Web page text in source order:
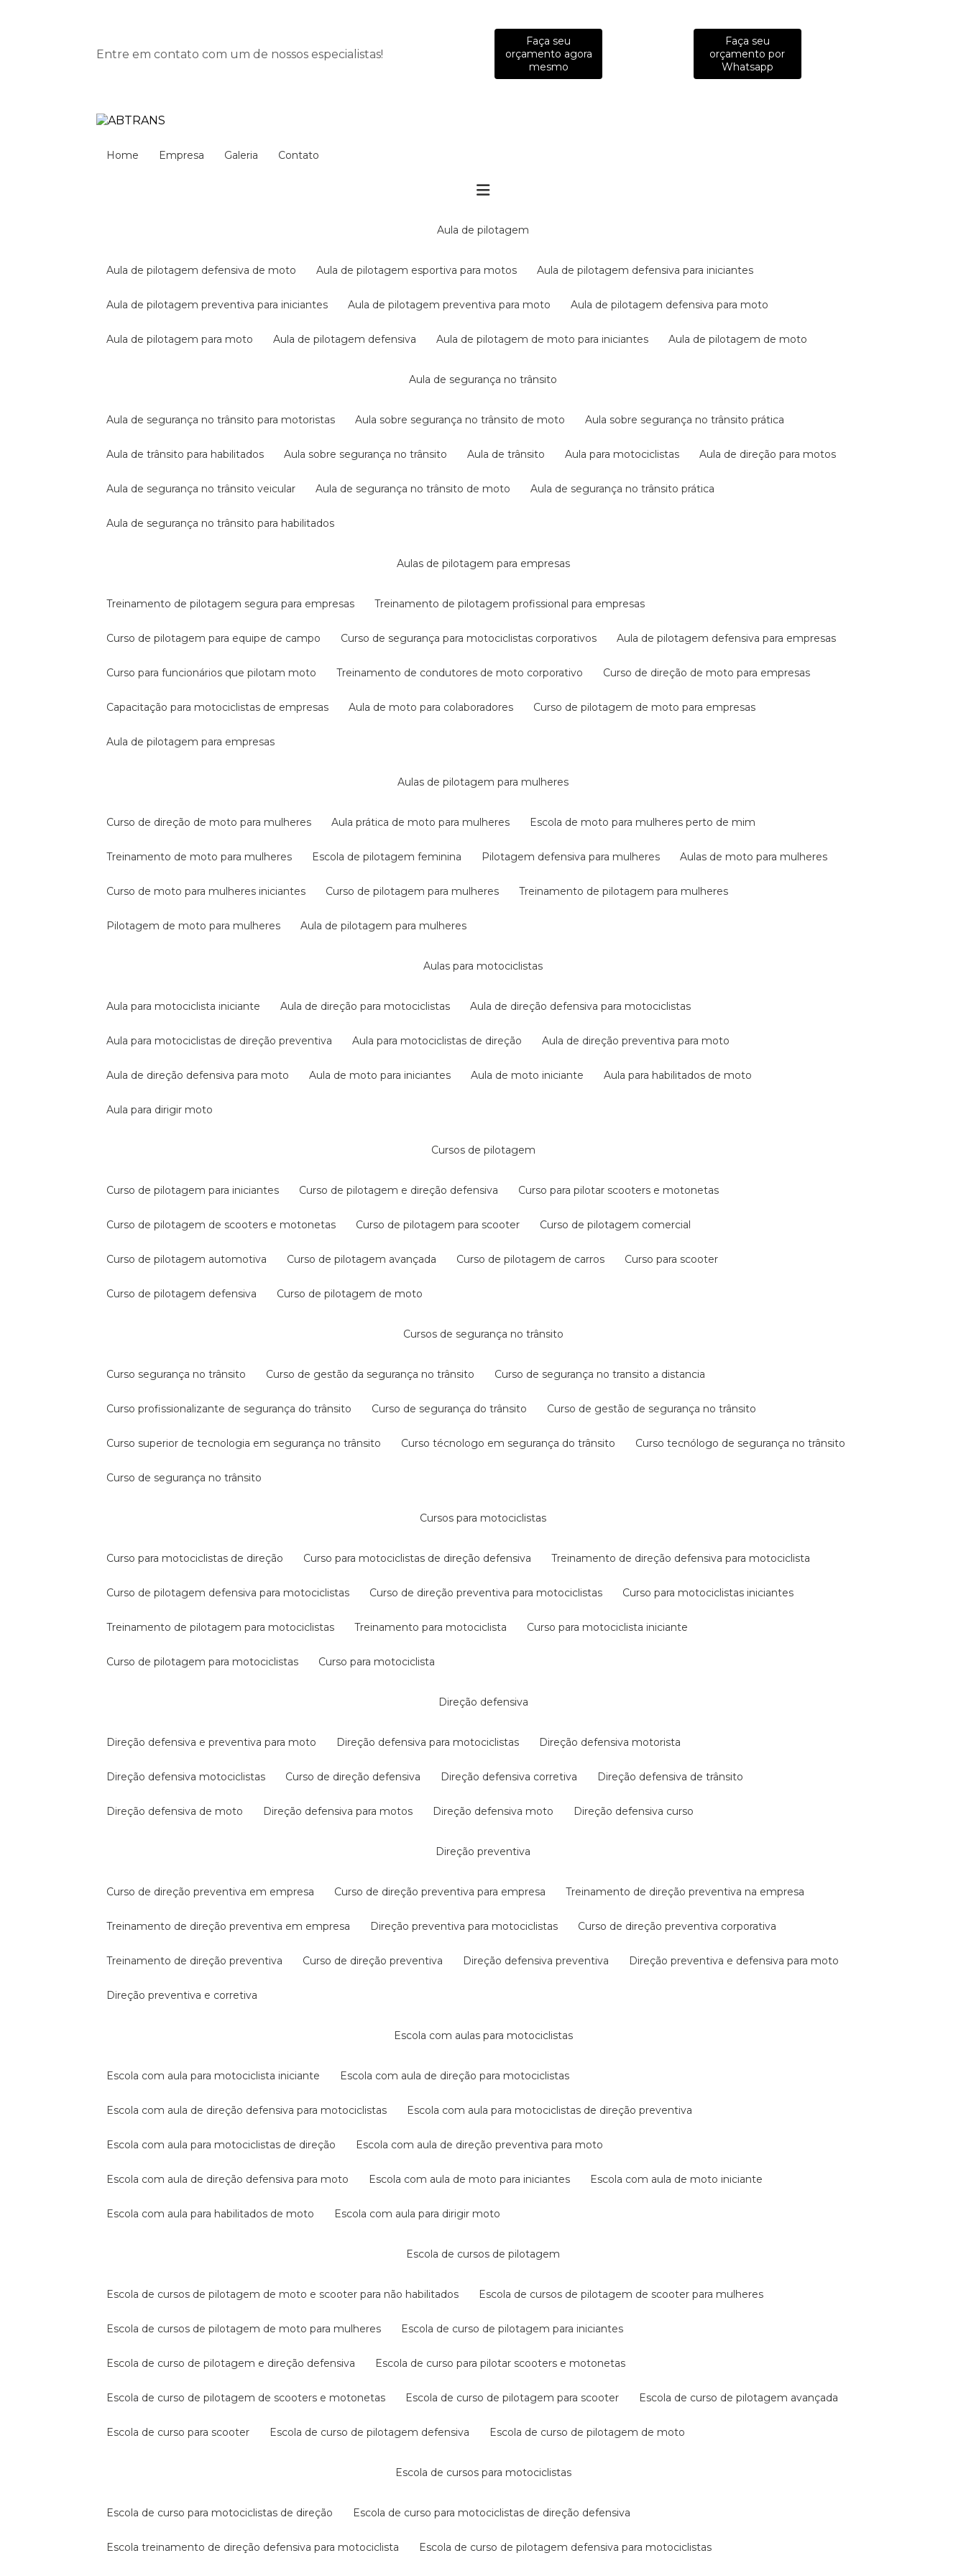
Entre em contato com um de nossos especialistas!
Faça seu
orçamento agora
mesmo
Faça seu
orçamento por
Whatsapp
Home Empresa Galeria Contato
aula de pilotagem
aula de pilotagem defensiva de moto aula de pilotagem esportiva para motos aula de pilotagem defensiva para iniciantes
aula de pilotagem preventiva para iniciantes aula de pilotagem preventiva para moto aula de pilotagem defensiva para moto
aula de pilotagem para moto aula de pilotagem defensiva aula de pilotagem de moto para iniciantes aula de pilotagem de moto
aula de segurança no trânsito
aula de segurança no trânsito para motoristas aula sobre segurança no trânsito de moto aula sobre segurança no trânsito prática
aula de trânsito para habilitados aula sobre segurança no trânsito aula de trânsito aula para motociclistas aula de direção para motos
aula de segurança no trânsito veicular aula de segurança no trânsito de moto aula de segurança no trânsito prática
aula de segurança no trânsito para habilitados
aulas de pilotagem para empresas
treinamento de pilotagem segura para empresas treinamento de pilotagem profissional para empresas
curso de pilotagem para equipe de campo curso de segurança para motociclistas corporativos aula de pilotagem defensiva para empresas
curso para funcionários que pilotam moto treinamento de condutores de moto corporativo curso de direção de moto para empresas
capacitação para motociclistas de empresas aula de moto para colaboradores curso de pilotagem de moto para empresas
aula de pilotagem para empresas
aulas de pilotagem para mulheres
curso de direção de moto para mulheres aula prática de moto para mulheres escola de moto para mulheres perto de mim
treinamento de moto para mulheres escola de pilotagem feminina pilotagem defensiva para mulheres aulas de moto para mulheres
curso de moto para mulheres iniciantes curso de pilotagem para mulheres treinamento de pilotagem para mulheres
pilotagem de moto para mulheres aula de pilotagem para mulheres
aulas para motociclistas
aula para motociclista iniciante aula de direção para motociclistas aula de direção defensiva para motociclistas
aula para motociclistas de direção preventiva aula para motociclistas de direção aula de direção preventiva para moto
aula de direção defensiva para moto aula de moto para iniciantes aula de moto iniciante aula para habilitados de moto
aula para dirigir moto
cursos de pilotagem
curso de pilotagem para iniciantes curso de pilotagem e direção defensiva curso para pilotar scooters e motonetas
curso de pilotagem de scooters e motonetas curso de pilotagem para scooter curso de pilotagem comercial
curso de pilotagem automotiva curso de pilotagem avançada curso de pilotagem de carros curso para scooter
curso de pilotagem defensiva curso de pilotagem de moto
cursos de segurança no trânsito
curso segurança no trânsito curso de gestão da segurança no trânsito curso de segurança no transito a distancia
curso profissionalizante de segurança do trânsito curso de segurança do trânsito curso de gestão de segurança no trânsito
curso superior de tecnologia em segurança no trânsito curso técnologo em segurança do trânsito curso tecnólogo de segurança no trânsito
curso de segurança no trânsito
cursos para motociclistas
curso para motociclistas de direção curso para motociclistas de direção defensiva treinamento de direção defensiva para motociclista
curso de pilotagem defensiva para motociclistas curso de direção preventiva para motociclistas curso para motociclistas iniciantes
treinamento de pilotagem para motociclistas treinamento para motociclista curso para motociclista iniciante
curso de pilotagem para motociclistas curso para motociclista
direção defensiva
direção defensiva e preventiva para moto direção defensiva para motociclistas direção defensiva motorista
direção defensiva motociclistas curso de direção defensiva direção defensiva corretiva direção defensiva de trânsito
direção defensiva de moto direção defensiva para motos direção defensiva moto direção defensiva curso
direção preventiva
curso de direção preventiva em empresa curso de direção preventiva para empresa treinamento de direção preventiva na empresa
treinamento de direção preventiva em empresa direção preventiva para motociclistas curso de direção preventiva corporativa
treinamento de direção preventiva curso de direção preventiva direção defensiva preventiva direção preventiva e defensiva para moto
direção preventiva e corretiva
escola com aulas para motociclistas
escola com aula para motociclista iniciante escola com aula de direção para motociclistas
escola com aula de direção defensiva para motociclistas escola com aula para motociclistas de direção preventiva
escola com aula para motociclistas de direção escola com aula de direção preventiva para moto
escola com aula de direção defensiva para moto escola com aula de moto para iniciantes escola com aula de moto iniciante
escola com aula para habilitados de moto escola com aula para dirigir moto
escola de cursos de pilotagem
escola de cursos de pilotagem de moto e scooter para não habilitados escola de cursos de pilotagem de scooter para mulheres
escola de cursos de pilotagem de moto para mulheres escola de curso de pilotagem para iniciantes
escola de curso de pilotagem e direção defensiva escola de curso para pilotar scooters e motonetas
escola de curso de pilotagem de scooters e motonetas escola de curso de pilotagem para scooter escola de curso de pilotagem avançada
escola de curso para scooter escola de curso de pilotagem defensiva escola de curso de pilotagem de moto
escola de cursos para motociclistas
escola de curso para motociclistas de direção escola de curso para motociclistas de direção defensiva
escola treinamento de direção defensiva para motociclista escola de curso de pilotagem defensiva para motociclistas